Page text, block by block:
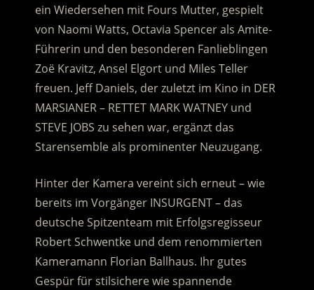
ein Wiedersehen mit Fours Mutter, gespielt
von Naomi Watts, Octavia Spencer als Amite-
Führerin und den besonderen Fanlieblingen
Zoë Kravitz, Ansel Elgort und Miles Teller
freuen. Jeff Daniels, der zuletzt im Kino in DER
MARSIANER – RETTET MARK WATNEY und
STEVE JOBS zu sehen war, ergänzt das
Starensemble als prominenter Neuzugang.
Hinter der Kamera vereint sich erneut – wie
bereits im Vorgänger INSURGENT – das
deutsche Spitzenteam mit Erfolgsregisseur
Robert Schwentke und dem renommierten
Kameramann Florian Ballhaus. Ihr gutes
Gespür für stilsichere wie spannende